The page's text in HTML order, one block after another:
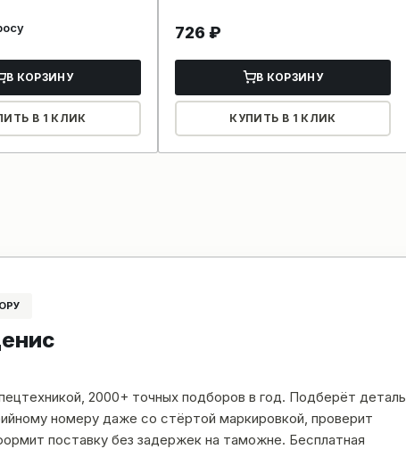
В КОРЗИНУ
В 1 КЛИК
726 ₽
В КОРЗИНУ
КУПИТЬ В 1 КЛИК
2000+ точных подборов в год. Подберёт деталь
номеру даже со стёртой маркировкой, проверит
поставку без задержек на таможне. Бесплатная